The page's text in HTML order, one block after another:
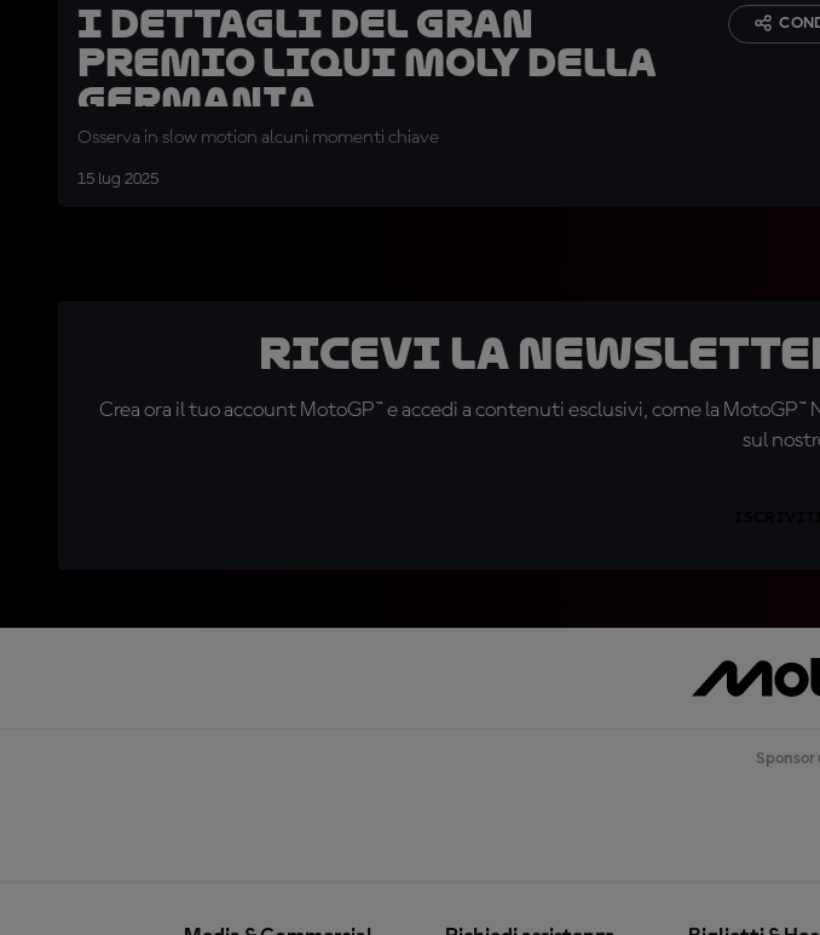
I dettagli del Gran
Premio Liqui Moly della
Germania
Osserva in slow motion alcuni momenti chiave
15 lug 2025
Ricevi la
Crea ora il tuo account MotoGP™ e accedi a contenuti esclusivi, come la
sul
Sponsor